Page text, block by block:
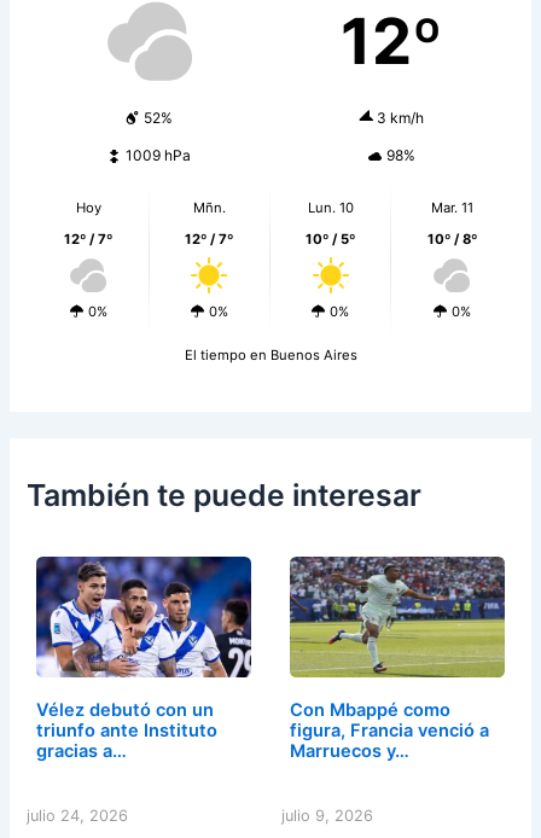
12º
52% 3 km/h
1009 hPa 98%
Hoy
12º / 7º
0%
Mñn.
12º / 7º
0%
Lun. 10
10º / 5º
0%
Mar. 11
10º / 8º
0%
El tiempo en Buenos Aires
También te puede interesar
Vélez debutó con un
triunfo ante Instituto
gracias a…
julio 24, 2026
Con Mbappé como
figura, Francia venció a
Marruecos y…
julio 9, 2026